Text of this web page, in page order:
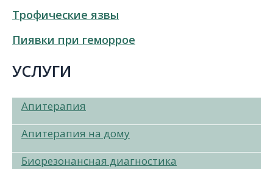
УСЛУГИ
Апитерапия
Апитерапия на дому
Биорезонансная диагностика
Трофические язвы
Пиявки при геморрое